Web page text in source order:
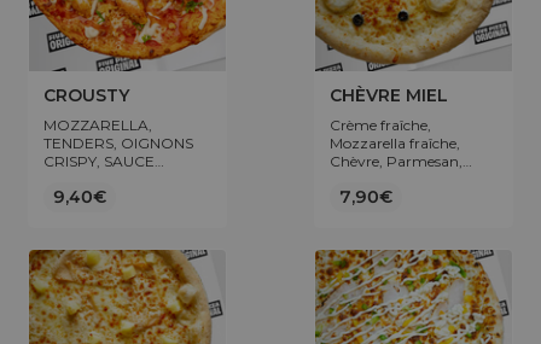
CROUSTY
MOZZARELLA,
TENDERS, OIGNONS
CRISPY, SAUCE
FLOCON DE PERSIL
9,40€
CHÈVRE MIEL
Crème fraîche,
Mozzarella fraîche,
Chèvre, Parmesan,
7,90€